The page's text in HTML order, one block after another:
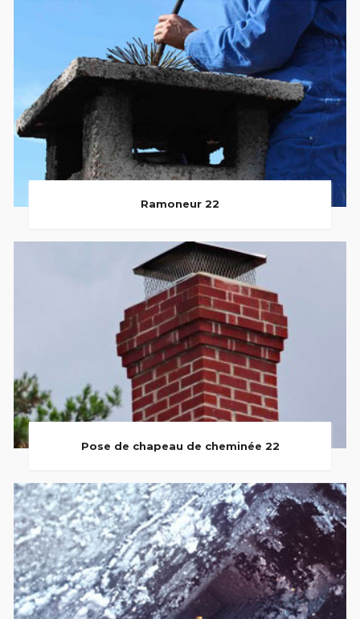
Ramoneur 22
Pose de chapeau de cheminée 22